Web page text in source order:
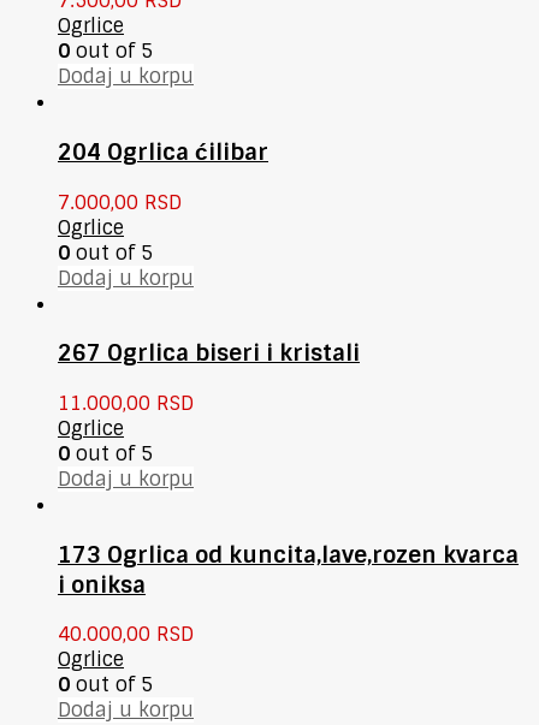
Ogrlice
0 out of 5
Dodaj u korpu
204 Ogrlica ćilibar
7.000,00 RSD
Ogrlice
0 out of 5
Dodaj u korpu
267 Ogrlica biseri i kristali
11.000,00 RSD
Ogrlice
0 out of 5
Dodaj u korpu
173 Ogrlica od kuncita,lave,rozen kvarca
i oniksa
40.000,00 RSD
Ogrlice
0 out of 5
Dodaj u korpu